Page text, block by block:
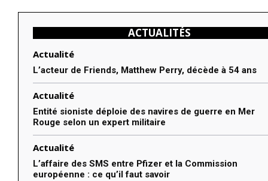
ACTUALITÉS
Actualité
L’acteur de Friends, Matthew Perry, décède à 54 ans
Actualité
Entité sioniste déploie des navires de guerre en Mer
Rouge selon un expert militaire
Actualité
L’affaire des SMS entre Pfizer et la Commission
européenne : ce qu’il faut savoir